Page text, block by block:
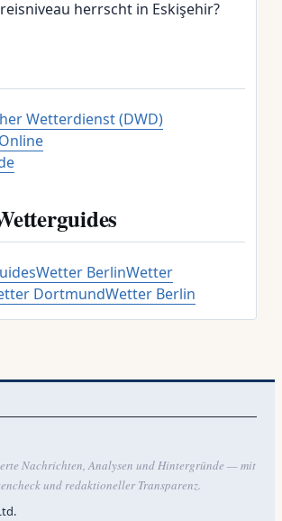
herrscht in Eskişehir?
Wetterdienst (DWD)
Wetter BerlinWetter
DortmundWetter Berlin
Nachrichten, Analysen und Hintergründe — mit
und redaktioneller Transparenz.